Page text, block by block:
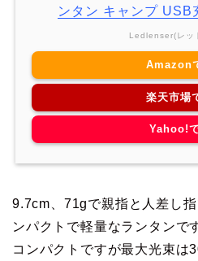
ンタン キャンプ USB
Ledlenser(レッ
Amazon
楽天市場
Yahoo!
9.7cm、71gで親指と人差し
ンパクトで軽量なランタンで
コンパクトですが最大光束は